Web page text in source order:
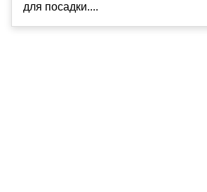
для посадки....